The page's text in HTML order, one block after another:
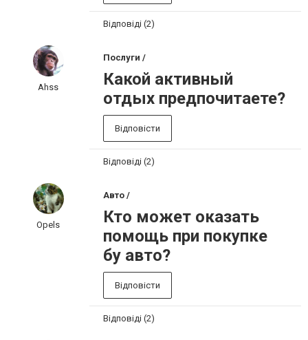
Відповіді (2)
Ahss
Послуги /
Какой активный
отдых предпочитаете?
Відповісти
Відповіді (2)
Opels
Авто /
Кто может оказать
помощь при покупке
бу авто?
Відповісти
Відповіді (2)